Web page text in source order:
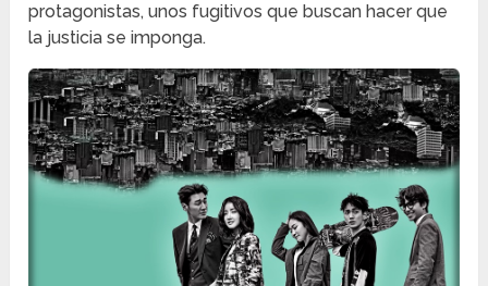
protagonistas, unos fugitivos que buscan hacer que
la justicia se imponga.